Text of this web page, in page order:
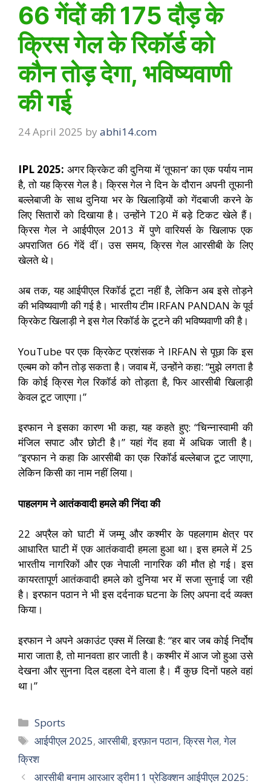
66 गेंदों की 175 दौड़ के
क्रिस गेल के रिकॉर्ड को
कौन तोड़ देगा, भविष्यवाणी
की गई
24 April 2025 by abhi14.com
IPL 2025: अगर क्रिकेट की दुनिया में ‘तूफान’ का एक पर्याय नाम
है, तो यह क्रिस गेल है। क्रिस गेल ने दिन के दौरान अपनी तूफानी
बल्लेबाजी के साथ दुनिया भर के खिलाड़ियों को गेंदबाजी करने के
लिए सितारों को दिखाया है। उन्होंने T20 में बड़े टिकट खेले हैं।
क्रिस गेल ने आईपीएल 2013 में पुणे वारियर्स के खिलाफ एक
अपराजित 66 गेंदें दीं। उस समय, क्रिस गेल आरसीबी के लिए
खेलते थे।
अब तक, यह आईपीएल रिकॉर्ड टूटा नहीं है, लेकिन अब इसे तोड़ने
की भविष्यवाणी की गई है। भारतीय टीम IRFAN PANDAN के पूर्व
क्रिकेट खिलाड़ी ने इस गेल रिकॉर्ड के टूटने की भविष्यवाणी की है।
YouTube पर एक क्रिकेट प्रशंसक ने IRFAN से पूछा कि इस
एल्बम को कौन तोड़ सकता है। जवाब में, उन्होंने कहा: “मुझे लगता है
कि कोई क्रिस गेल रिकॉर्ड को तोड़ता है, फिर आरसीबी खिलाड़ी
केवल टूट जाएगा।”
इरफान ने इसका कारण भी कहा, यह कहते हुए: “चिन्नास्वामी की
मंजिल सपाट और छोटी है।” यहां गेंद हवा में अधिक जाती है।
“इरफान ने कहा कि आरसीबी का एक रिकॉर्ड बल्लेबाज टूट जाएगा,
लेकिन किसी का नाम नहीं लिया।
पाहलगम ने आतंकवादी हमले की निंदा की
22 अप्रैल को घाटी में जम्मू और कश्मीर के पहलगाम क्षेत्र पर
आधारित घाटी में एक आतंकवादी हमला हुआ था। इस हमले में 25
भारतीय नागरिकों और एक नेपाली नागरिक की मौत हो गई। इस
कायरतापूर्ण आतंकवादी हमले को दुनिया भर में सजा सुनाई जा रही
है। इरफान पठान ने भी इस दर्दनाक घटना के लिए अपना दर्द व्यक्त
किया।
इरफान ने अपने अकाउंट एक्स में लिखा है: “हर बार जब कोई निर्दोष
मारा जाता है, तो मानवता हार जाती है। कश्मीर में आज जो हुआ उसे
देखना और सुनना दिल दहला देने वाला है। मैं कुछ दिनों पहले वहां
था।”
Sports
आईपीएल 2025,आरसीबी,इरफ़ान पठान,क्रिस गेल,गेल
क्रिश
आरसीबी बनाम आरआर ड्रीम11 प्रेडिक्शन आईपीएल 2025: